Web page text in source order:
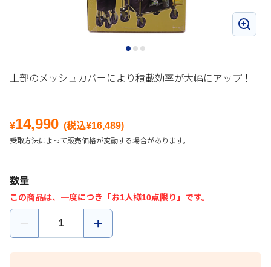
上部のメッシュカバーにより積載効率が大幅にアップ！
¥14,990 (税込¥16,489)
受取方法によって販売価格が変動する場合があります。
数量
この商品は、一度につき「お1人様10点限り」です。